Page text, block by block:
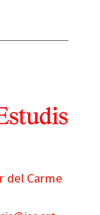
del Carme